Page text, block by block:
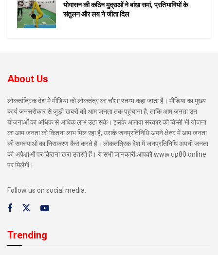
योगासन की कठिन मुद्राओं ने बांधा समां, प्रतिभागियों के
संतुलन और लय ने जीता दिल
About Us
लोकतांत्रिक देश में मीडिया को लोकतंत्र का चौथा स्तम्भ कहा जाता है। मीडिया का मुख्य
कार्य जनसरोकार से जुड़ी खबरों को आम जनता तक पहुंचाना है, ताकि आम जनता उन
योजनाओं का अधिक से अधिक लाभ उठा सके। इसके अलावा सरकार की किसी भी योजना
का आम जनता को कितना लाभ मिल रहा है, उसके जनप्रतिनिधि अपने क्षेत्र में आम जनता
की समस्याओं का निराकरण कैसे करते हैं। लोकतंत्रिक देश में जनप्रतिनिधि अपनी जनता
की अपेक्षाओं पर कितना खरा उतरते हैं। ये सभी जानकारी आपको www.up80.online
पर मिलेंगी।
Follow us on social media:
Trending